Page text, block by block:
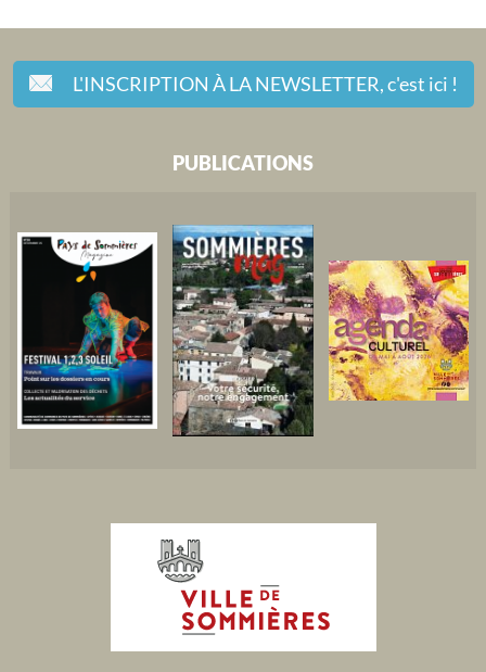
L'INSCRIPTION À LA NEWSLETTER,c'est ici !
PUBLICATIONS